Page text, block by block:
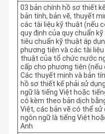
03 bản chính hồ sơ thiết
bản tính, bản vẽ, thuyết
các tài liệu kỹ thuật (nếu
quy định của quy chuẩn
tiêu chuẩn kỹ thuật áp
phương tiện và các tài liệu
thuật của tổ chức nước
cấp cho phương tiện (nếu
Các thuyết minh và bản
hồ sơ thiết kế phải sử
ngữ là tiếng Việt hoặc
có kèm theo bản dịch
Việt, các bản vẽ có thể sử
ngôn ngữ là tiếng Việt
Anh